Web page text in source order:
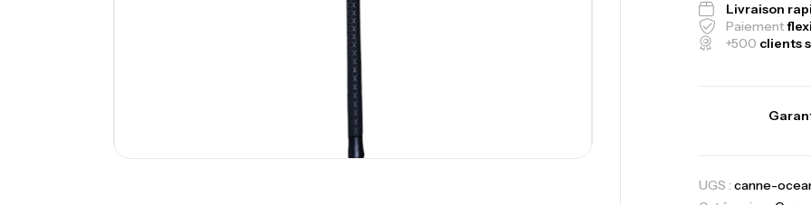
Livraison
Paiement
+500 clients
UGS : canne-
Foureau Kalli
Accastillage